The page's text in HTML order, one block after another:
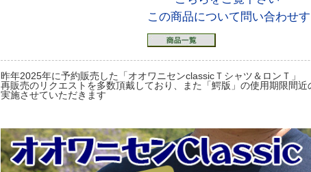
この商品について問い合わせ
昨年2025年に予約販売した「オオワニセンclassicＴシャツ＆ロンＴ」
再販売のリクエストを多数頂戴しており、また「鰐版」の使用期限間
実施させていただきます